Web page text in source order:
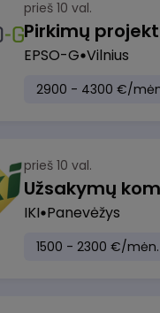
prieš 10 val.
Pirkimų
EPSO-G Vilnius
2900 - 4300 €/
prieš 10 val.
IKI Panevėžys
1500 - 2300 €/mėn.